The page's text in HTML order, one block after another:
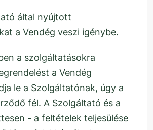
által nyújtott
a Vendég veszi igénybe.
a szolgáltatásokra
a Vendég
le a Szolgáltatónak, úgy a
fél. A Szolgáltató és a
- a feltételek teljesülése